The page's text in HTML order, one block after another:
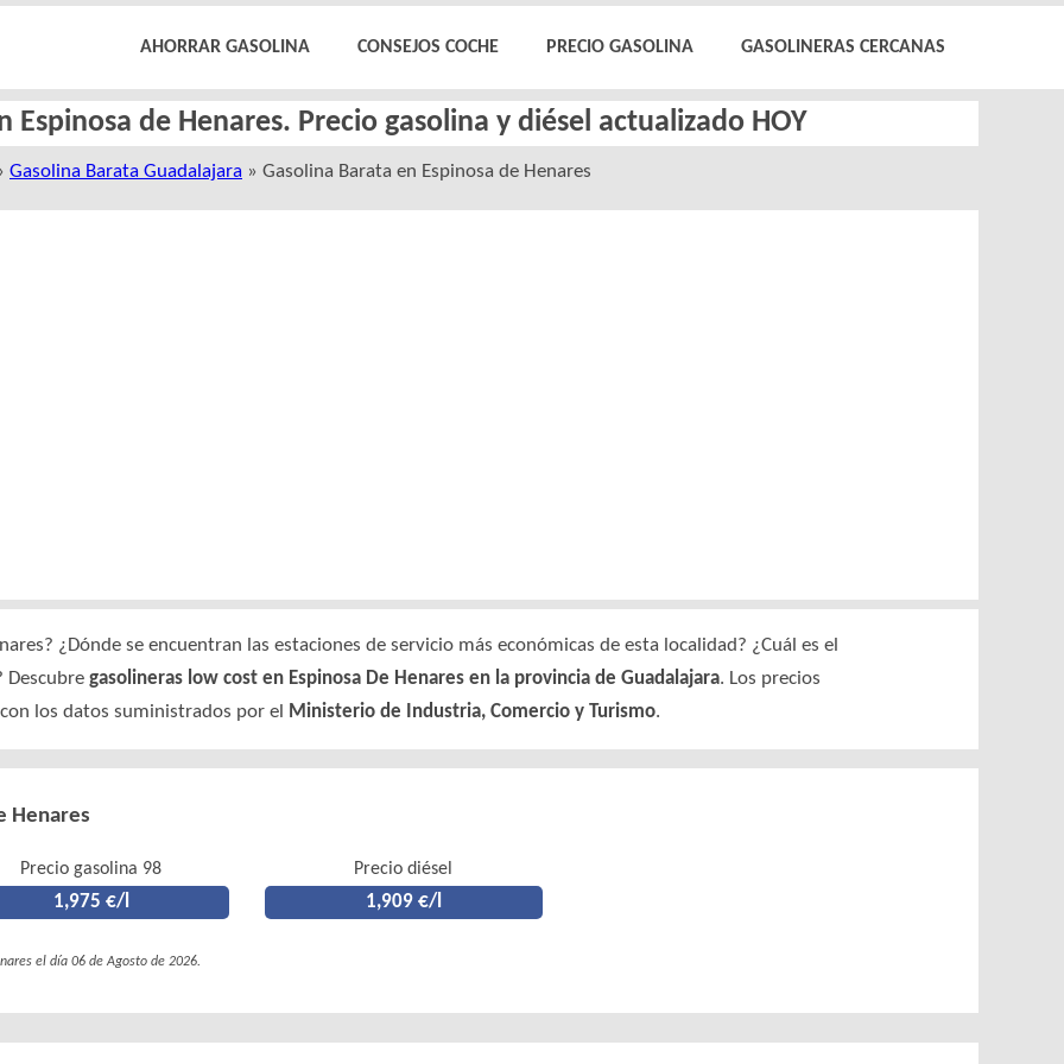
AHORRAR GASOLINA CONSEJOS COCHE PRECIO GASOLINA GASOLINERAS CERCANAS
Espinosa de Henares. Precio gasolina y diésel actualizado HOY
Gasolina Barata Guadalajara » Gasolina Barata en Espinosa de Henares
¿Dónde se encuentran las estaciones de servicio más económicas de esta localidad? ¿Cuál es el
Descubre gasolineras low cost en Espinosa De Henares en la provincia de Guadalajara. Los precios
los datos suministrados por el
Ministerio de Industria, Comercio y Turismo.
Henares
Precio gasolina 98
1,975 €/l
Precio diésel
1,909 €/l
el día 06 de Agosto de 2026.